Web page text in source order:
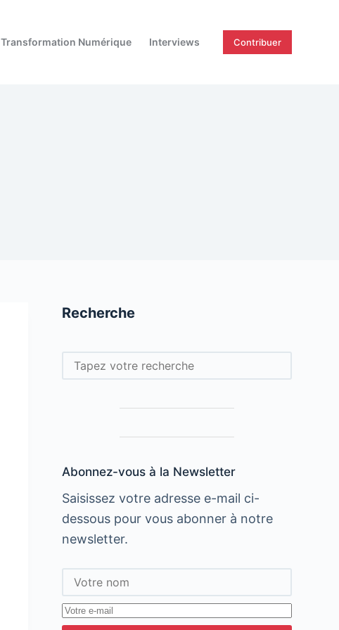
Transformation Numérique Interviews Contribuer
Recherche
Rechercher
Abonnez-vous à la Newsletter
Saisissez votre adresse e-mail ci-
dessous pour vous abonner à notre
newsletter.